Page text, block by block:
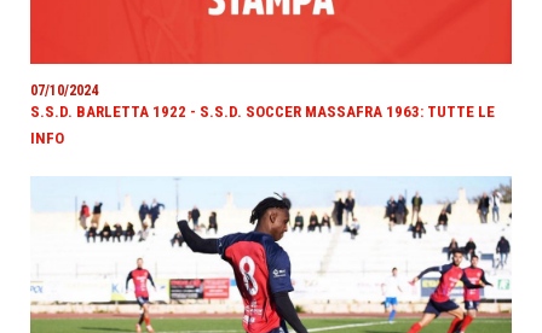
07/10/2024
S.S.D. BARLETTA 1922 - S.S.D. SOCCER MASSAFRA 1963: TUTTE LE
INFO